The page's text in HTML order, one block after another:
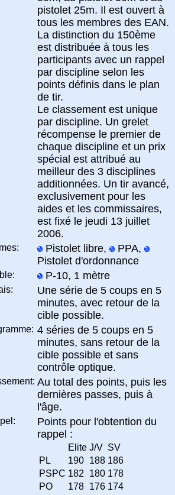
pistolet 25m. Il est ouvert à
tous les membres des EAN.
La distinction du 150ème
est distribuée à tous les
participants avec un rappel
par discipline selon les
points définis dans le plan
de tir.
Le classement est unique
par discipline. Un grelet
récompense le premier de
chaque discipline et un prix
spécial est attribué au
meilleur des 3 disciplines
additionnées. Un tir avancé,
exclusivement pour les
aides et les commissaires,
est fixé le jeudi 13 juillet
2006.
Pistolet libre,
PPA,
Pistolet d'ordonnance
P-10, 1 mètre
Une série de 5 coups en 5
minutes, avec retour de la
cible possible.
4 séries de 5 coups en 5
minutes, sans retour de la
cible possible et sans
contrôle optique.
Au total des points, puis les
dernières passes, puis à
l'âge.
Points pour l'obtention du
rappel :
Elite J/V SV
PL
190 188 186
PSPC 182 180 178
PO
178 176 174